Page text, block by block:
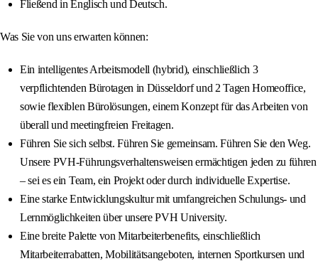
Fließend in Englisch und Deutsch.
Was Sie von uns erwarten können:
Ein intelligentes Arbeitsmodell (hybrid), einschließlich 3
verpflichtenden Bürotagen in Düsseldorf und 2 Tagen Homeoffice,
sowie flexiblen Bürolösungen, einem Konzept für das Arbeiten von
überall und meetingfreien Freitagen.
Führen Sie sich selbst. Führen Sie gemeinsam. Führen Sie den Weg.
Unsere PVH-Führungsverhaltensweisen ermächtigen jeden zu führen
– sei es ein Team, ein Projekt oder durch individuelle Expertise.
Eine starke Entwicklungskultur mit umfangreichen Schulungs- und
Lernmöglichkeiten über unsere PVH University.
Eine breite Palette von Mitarbeiterbenefits, einschließlich
Mitarbeiterrabatten, Mobilitätsangeboten, internen Sportkursen und